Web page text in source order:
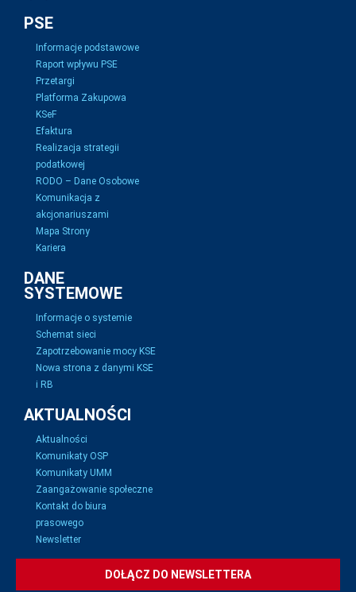
PSE
Informacje podstawowe
Raport wpływu PSE
Przetargi
Platforma Zakupowa
KSeF
Efaktura
Realizacja strategii
podatkowej
RODO – Dane Osobowe
Komunikacja z
akcjonariuszami
Mapa Strony
Kariera
DANE
SYSTEMOWE
Informacje o systemie
Schemat sieci
Zapotrzebowanie mocy KSE
Nowa strona z danymi KSE
i RB
AKTUALNOŚCI
Aktualności
Komunikaty OSP
Komunikaty UMM
Zaangażowanie społeczne
Kontakt do biura
prasowego
Newsletter
DOŁĄCZ DO NEWSLETTERA